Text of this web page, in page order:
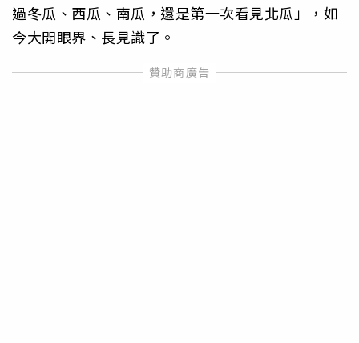
過冬瓜、西瓜、南瓜，還是第一次看見北瓜」，如
今大開眼界、長見識了。